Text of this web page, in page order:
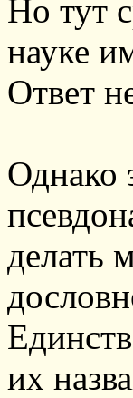
Но тут
науке
Ответ
Однако
делать
их